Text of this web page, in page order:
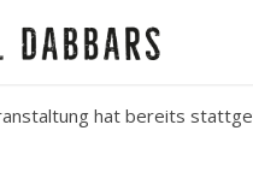
hat bereits